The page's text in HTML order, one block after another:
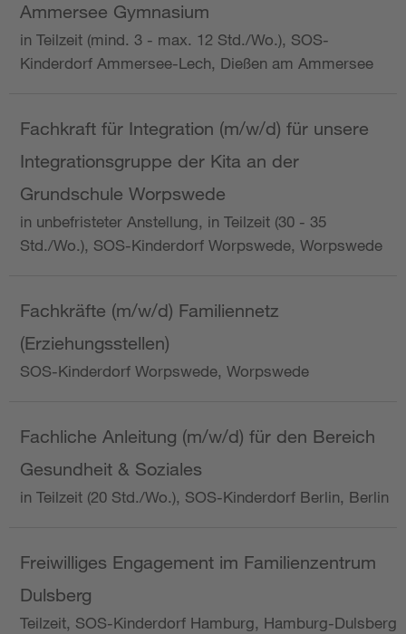
Ammersee Gymnasium
in Teilzeit (mind. 3 - max. 12 Std./Wo.), SOS-
Kinderdorf Ammersee-Lech, Dießen am Ammersee
Fachkraft für Integration (m/w/d) für unsere
Integrationsgruppe der Kita an der
Grundschule Worpswede
in unbefristeter Anstellung, in Teilzeit (30 - 35
Std./Wo.), SOS-Kinderdorf Worpswede, Worpswede
Fachkräfte (m/w/d) Familiennetz
(Erziehungsstellen)
SOS-Kinderdorf Worpswede, Worpswede
Fachliche Anleitung (m/w/d) für den Bereich
Gesundheit & Soziales
in Teilzeit (20 Std./Wo.), SOS-Kinderdorf Berlin, Berlin
Freiwilliges Engagement im Familienzentrum
Dulsberg
Teilzeit, SOS-Kinderdorf Hamburg, Hamburg-Dulsberg